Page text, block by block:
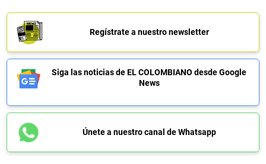
Regístrate a nuestro newsletter
Siga las noticias de EL COLOMBIANO desde Google
News
Únete a nuestro canal de Whatsapp